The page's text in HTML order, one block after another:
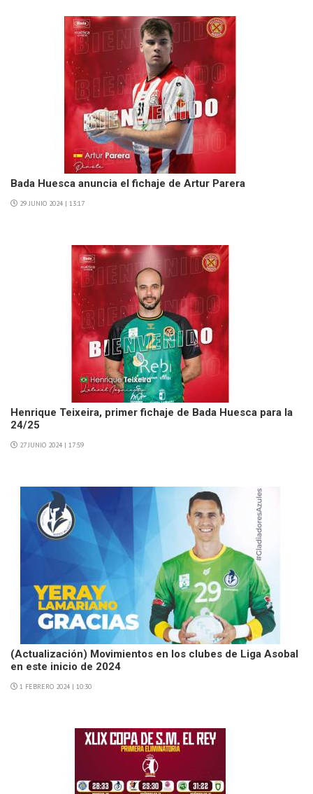
Bada Huesca anuncia el fichaje de Artur Parera
29 JUNIO 2024 | 13:17
Henrique Teixeira, primer fichaje de Bada Huesca para la
24/25
27 JUNIO 2024 | 17:59
(Actualización) Movimientos en los clubes de Liga Asobal
en este inicio de 2024
1 FEBRERO 2024 | 10:30